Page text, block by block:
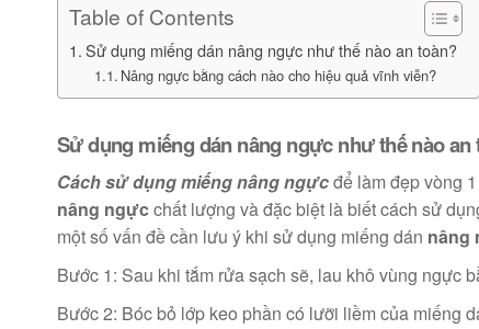
Table of Contents
Sử dụng miếng dán nâng ngực như thế nào an toàn?
Nâng ngực bằng cách nào cho hiệu quả vĩnh viễn?
Sử dụng miếng dán nâng ngực như thế nào an
Cách sử dụng miếng nâng ngựcđể làm đẹp vòng
nâng ngực chất lượng và đặc biệt là biết cách sử
một số vấn đề cần lưu ý khi sử dụng miếng dán nâng
Bước 1: Sau khi tắm rửa sạch sẽ, lau khô vùng ngực
Bước 2: Bóc bỏ lớp keo phần có lưỡi liềm của miếng